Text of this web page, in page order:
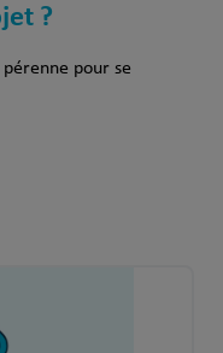
?
pour se